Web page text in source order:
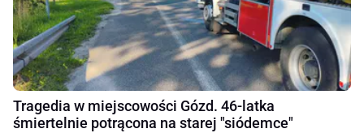
Tragedia w miejscowości Gózd. 46-latka
śmiertelnie potrącona na starej "siódemce"